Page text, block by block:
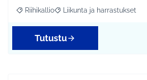
Rajaa tulokset aihepiirin mukaan:
Riihikallio Rajaa tulokset teeman
Liikunta ja harrastukset
Tutustu